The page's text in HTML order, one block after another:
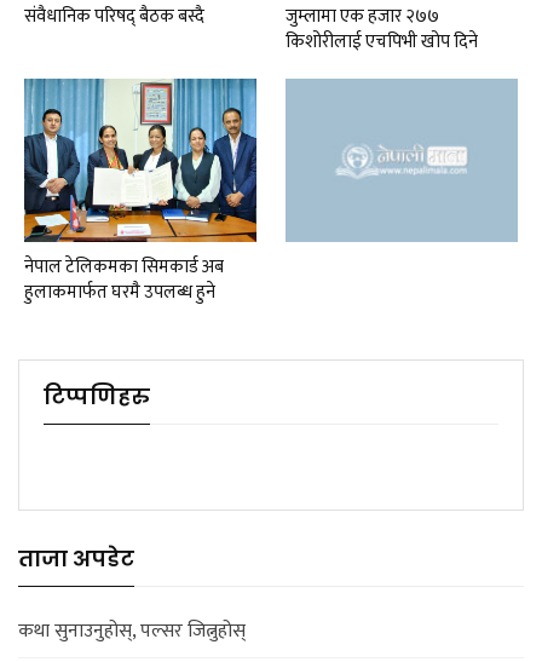
संवैधानिक परिषद् बैठक बस्दै
जुम्लामा एक हजार २७७
किशोरीलाई एचपिभी खोप दिने
नेपाल टेलिकमका सिमकार्ड अब
हुलाकमार्फत घरमै उपलब्ध हुने
टिप्पणिहरु
ताजा अपडेट
कथा सुनाउनुहोस्, पल्सर जित्नुहोस्